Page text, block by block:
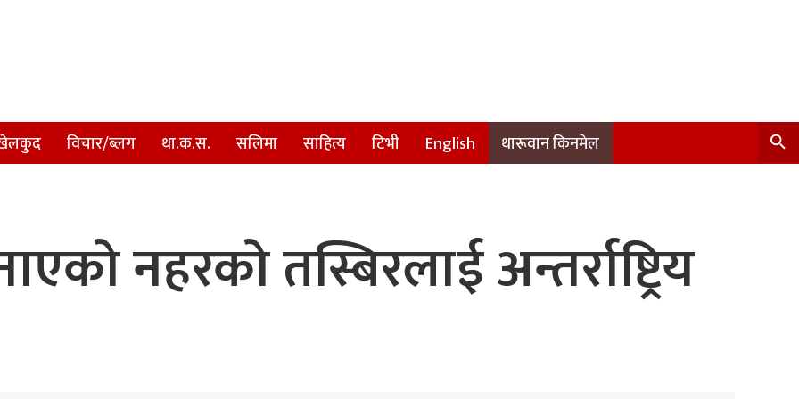
विचार/ब्लग था.क.स. सलिमा साहित्य टिभी English थारूवान किनमेल
नहरको तस्बिरलाई अन्तर्राष्ट्रिय